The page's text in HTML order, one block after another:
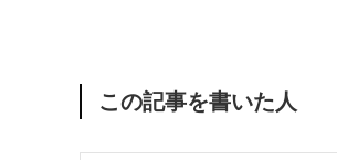
この記事を書いた人